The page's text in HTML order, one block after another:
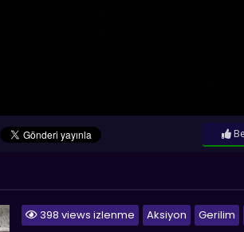
398 views izlenme Aksiyon Gerilim